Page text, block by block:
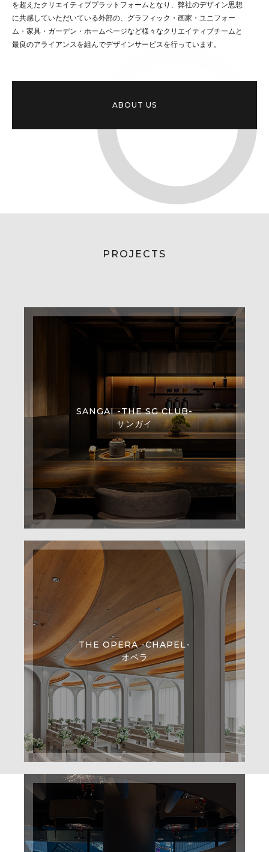
を超えたクリエイティブプラットフォームとなり、弊社のデザイン思想
に共感していただいている外部の、グラフィック・画家・ユニフォー
ム・家具・ガーデン・ホームページなど様々なクリエイティブチームと
最良のアライアンスを組んでデザインサービスを行っています。
ABOUT US
PROJECTS
SANGAI -THE SG CLUB-
サンガイ
THE OPERA -CHAPEL-
オペラ